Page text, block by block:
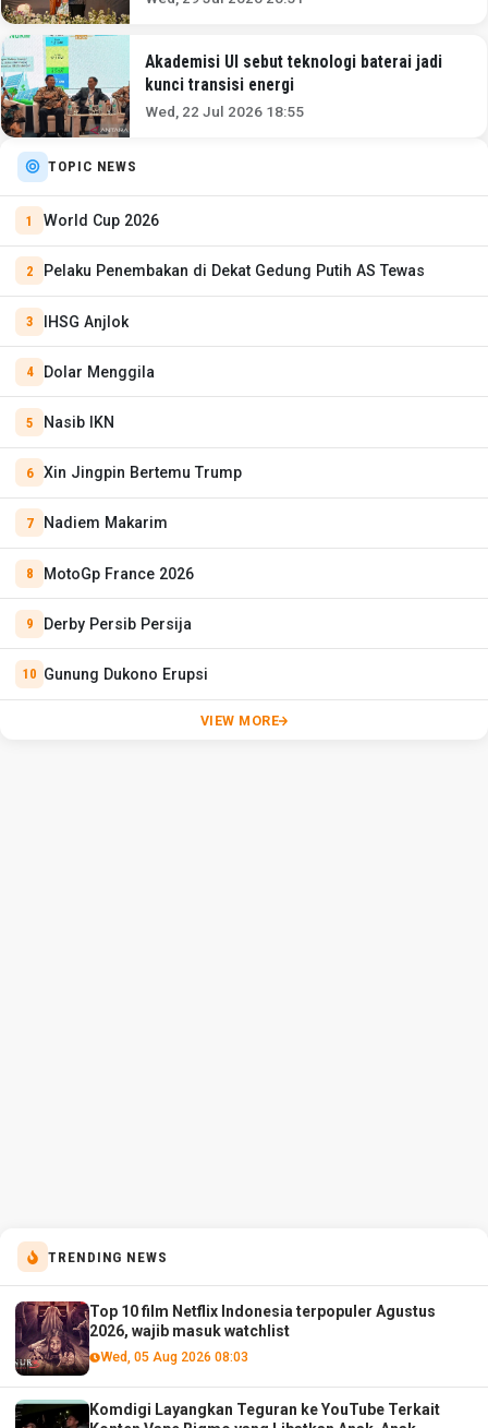
Akademisi UI sebut teknologi baterai jadi
kunci transisi energi
Wed, 22 Jul 2026 18:55
TOPIC NEWS
World Cup 2026
Pelaku Penembakan di Dekat Gedung Putih AS Tewas
IHSG Anjlok
Dolar Menggila
Nasib IKN
Xin Jingpin Bertemu Trump
Nadiem Makarim
MotoGp France 2026
Derby Persib Persija
Gunung Dukono Erupsi
VIEW MORE
TRENDING NEWS
Top 10 film Netflix Indonesia terpopuler Agustus
2026, wajib masuk watchlist
Wed, 05 Aug 2026 08:03
Komdigi Layangkan Teguran ke YouTube Terkait